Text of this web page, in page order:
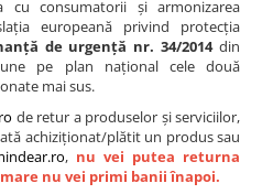
cu consumatorii şi armonizarea
europeană privind protecţia
de urgenţă nr. 34/2014din
pe plan național cele două
mai sus.
de retur a produselor și serviciilor,
achiziționat/plătit un produs sau
, nu vei putea returna
nu vei primi banii înapoi.